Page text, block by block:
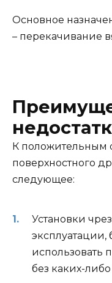
Основное
– перекачивание
К положительным
поверхностного
следующее:
Установки
эксплуатации,
использовать
без каких-